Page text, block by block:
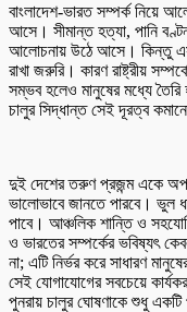
বাংলাদেশ-ভারত সম্পর্ক নিয়ে
আসে। সীমান্ত হত্যা, পানি
আলোচনায় উঠে আসে। কিন্তু
রাখা জরুরি। কারণ রাষ্ট্রীয়
সম্ভব হলেও মানুষের মধ্যে
চালুর সিদ্ধান্ত সেই দূরত্ব
দুই দেশের তরুণ প্রজন্ম একে
ভালোভাবে জানতে পারবে। ভুল
পাবে। আঞ্চলিক শান্তি ও
ও ভারতের সম্পর্কের ভবিষ্যৎ
না; এটি নির্ভর করে সাধারণ
সেই যোগাযোগের সবচেয়ে
পুনরায় চালুর ঘোষণাকে শুধু একটি